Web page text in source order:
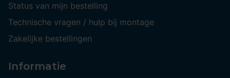
Status van mijn bestelling
Technische vragen / hulp bij montage
Zakelijke bestellingen
Informatie